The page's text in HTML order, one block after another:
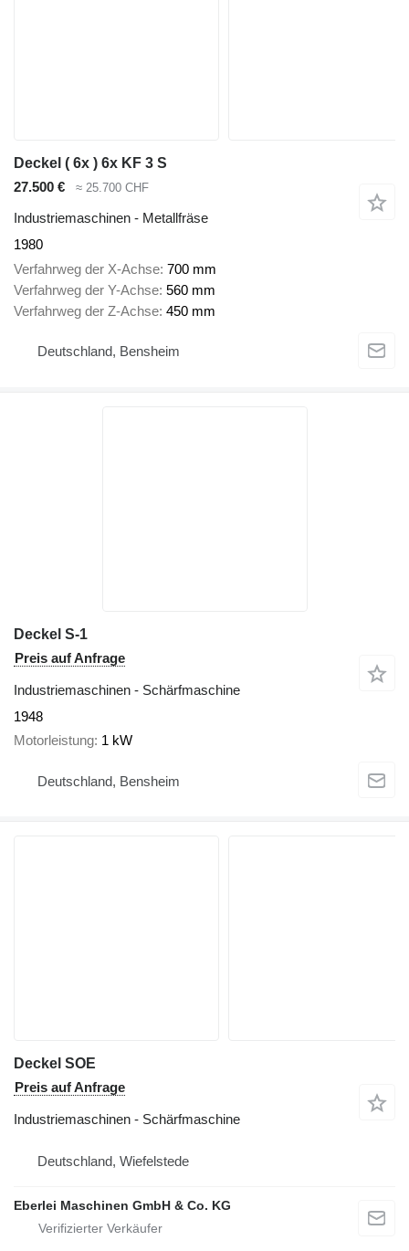
Deckel ( 6x ) 6x KF 3 S
27.500 €
≈ 25.700 CHF
Industriemaschinen - Metallfräse
1980
Verfahrweg der X-Achse 700 mm
Verfahrweg der Y-Achse 560 mm
Verfahrweg der Z-Achse 450 mm
Deutschland, Bensheim
Deckel S-1
Preis auf Anfrage
Industriemaschinen - Schärfmaschine
1948
Motorleistung 1 kW
Deutschland, Bensheim
Deckel SOE
Preis auf Anfrage
Industriemaschinen - Schärfmaschine
Deutschland, Wiefelstede
Eberlei Maschinen GmbH & Co. KG